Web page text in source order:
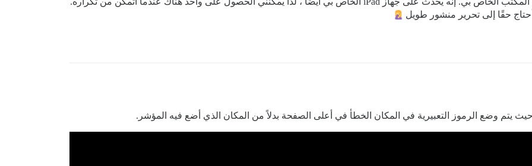
حقًا إلى تحرير منشور طويل
يتم وضع الرموز التعبيرية في المكان الخطأ في أعلى الصفحة بدلاً من المكان الذي أضع فيه المؤشر.